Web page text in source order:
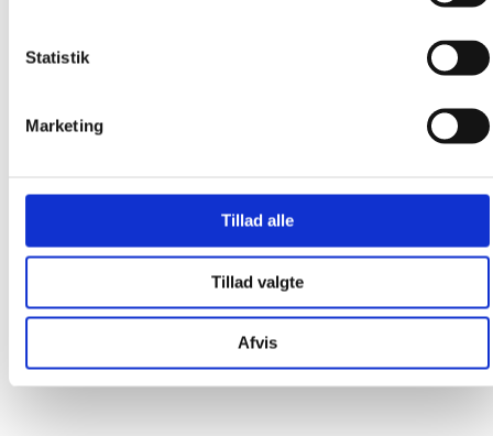
Statistik
Marketing
Tillad alle
Tillad valgte
Afvis